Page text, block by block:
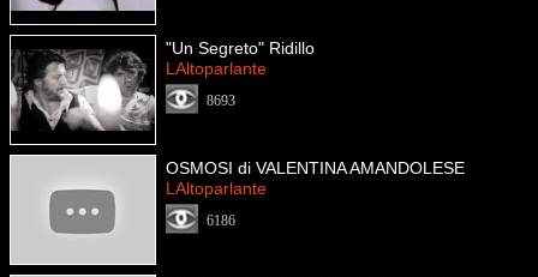
"Un Segreto" Ridillo
LAltoparlante
8693
OSMOSI di VALENTINA AMANDOLESE
LAltoparlante
6186